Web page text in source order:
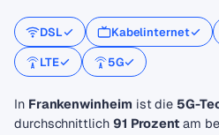
DSL Kabelinternet
LTE
5G
In Frankenwinheim ist die 5G-
durchschnittlich 91 Prozentam